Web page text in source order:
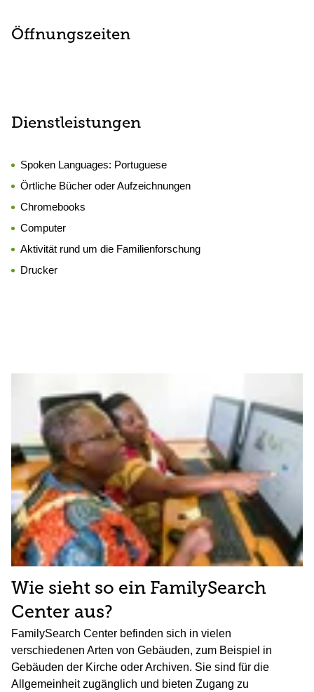
Öffnungszeiten
Dienstleistungen
Spoken Languages: Portuguese
Örtliche Bücher oder Aufzeichnungen
Chromebooks
Computer
Aktivität rund um die Familienforschung
Drucker
Wie sieht so ein FamilySearch
Center aus?
FamilySearch Center befinden sich in vielen
verschiedenen Arten von Gebäuden, zum Beispiel in
Gebäuden der Kirche oder Archiven. Sie sind für die
Allgemeinheit zugänglich und bieten Zugang zu